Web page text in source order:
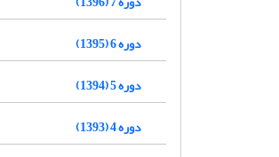
دوره 6 (1395)
دوره 5 (1394)
دوره 4 (1393)